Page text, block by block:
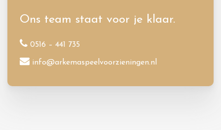
Ons team staat voor je klaar.
0516 – 441 735
info@arkemaspeelvoorzieningen.nl